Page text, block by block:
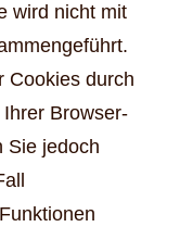
wird nicht mit
Cookies durch
Browser-
Sie jedoch